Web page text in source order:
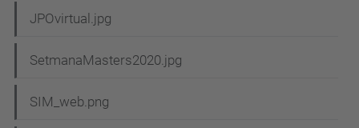
JPOvirtual.jpg
SetmanaMasters2020.jpg
SIM_web.png